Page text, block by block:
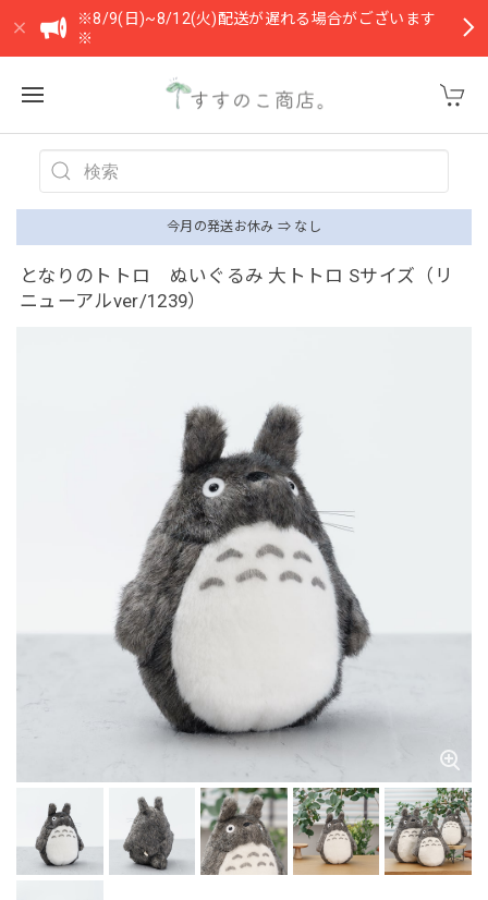
※8/9(日)~8/12(火)配送が遅れる場合がございます
※
今月の発送お休み ⇒ なし
となりのトトロ ぬいぐるみ 大トトロ Sサイズ（リ
ニューアルver/1239）